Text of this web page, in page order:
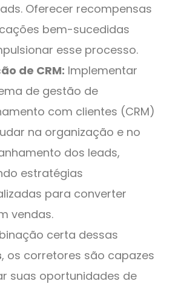
Oferecer recompensas
bem-sucedidas
esse processo.
de CRM: Implementar
de gestão de
com clientes (CRM)
na organização e no
dos leads,
estratégias
para converter
vendas.
certa dessas
, os corretores são capazes
suas oportunidades de